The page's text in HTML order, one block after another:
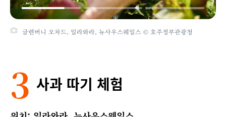
글렌버니 오차드, 일라와라, 뉴사우스웨일스 © 호주정부관광청
3 사과 따기 체험